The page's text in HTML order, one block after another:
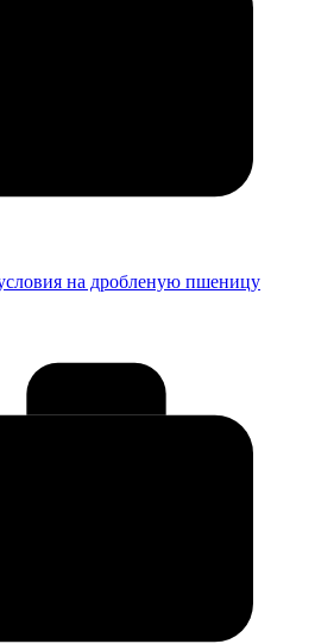
на дробленую пшеницу